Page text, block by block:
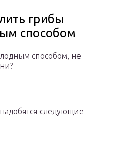
грибы
способом
способом, не
следующие